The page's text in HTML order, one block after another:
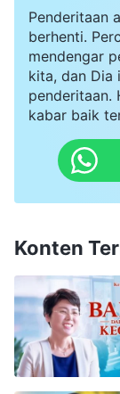
sejujurnya
mendengar
benar-benar
Kemudian,
ada
sendiri,
menangani
kerja sama
memohon
agar dapat
aku
Penderitaan
berhenti.
mendengar
kita, dan Dia
penderitaan.
kabar baik
Konten